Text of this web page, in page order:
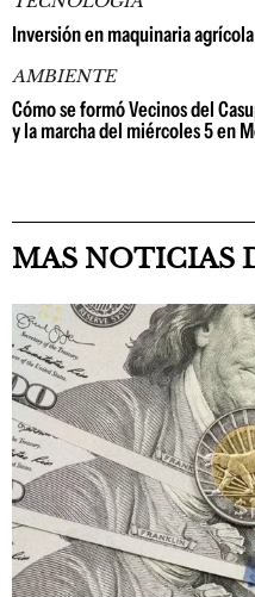
Inversión en maquinaria
AMBIENTE
Cómo se formó Vecinos del
y la marcha del miércoles 5 en
MAS NOTICIAS